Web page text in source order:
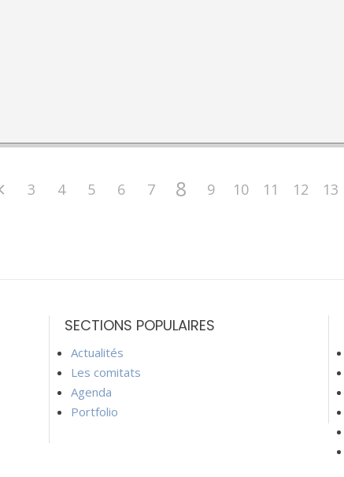
3 4 5 6 7 8 9 10 11 12 13
SECTIONS POPULAIRES
Actualités
Les comitats
Agenda
Portfolio